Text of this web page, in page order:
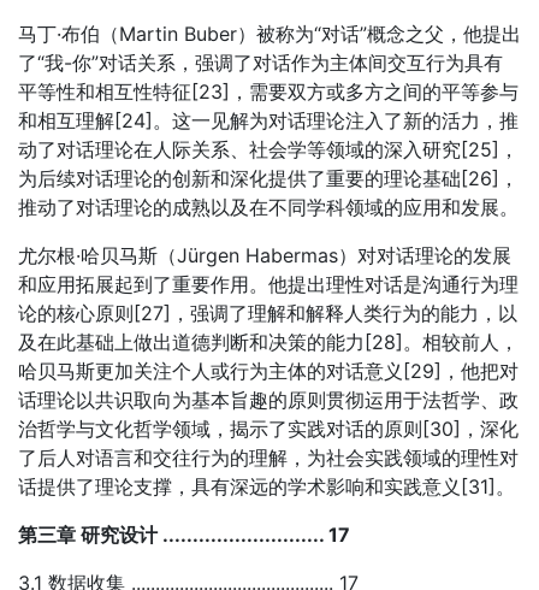
马丁·布伯（Martin Buber）被称为“对话”概念之父，他提出
了“我-你”对话关系，强调了对话作为主体间交互行为具有
平等性和相互性特征[23]，需要双方或多方之间的平等参与
和相互理解[24]。这一见解为对话理论注入了新的活力，推
动了对话理论在人际关系、社会学等领域的深入研究[25]，
为后续对话理论的创新和深化提供了重要的理论基础[26]，
推动了对话理论的成熟以及在不同学科领域的应用和发展。
尤尔根·哈贝马斯（Jürgen Habermas）对对话理论的发展
和应用拓展起到了重要作用。他提出理性对话是沟通行为理
论的核心原则[27]，强调了理解和解释人类行为的能力，以
及在此基础上做出道德判断和决策的能力[28]。相较前人，
哈贝马斯更加关注个人或行为主体的对话意义[29]，他把对
话理论以共识取向为基本旨趣的原则贯彻运用于法哲学、政
治哲学与文化哲学领域，揭示了实践对话的原则[30]，深化
了后人对语言和交往行为的理解，为社会实践领域的理性对
话提供了理论支撑，具有深远的学术影响和实践意义[31]。
第三章 研究设计 ........................... 17
3.1 数据收集 .......................................... 17